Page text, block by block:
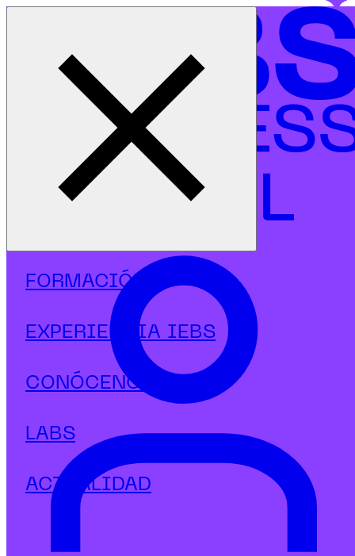
FORMACIÓN
EXPERIENCIA IEBS
CONÓCENOS
LABS
ACTUALIDAD
Inicio
Programas
Dirección y Ventas
Máster en Dirección Comercial y Marketing
Máster en Dirección Comercial y
El Máster de Dirección Comercial que une
Marketing estratégico e IA